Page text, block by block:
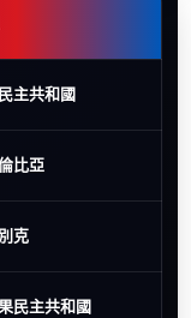
主共和國
比亞
克
民主共和國